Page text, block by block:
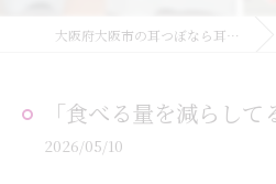
大阪府大阪市の耳つぼなら耳つぼダイエットサロンふーみん
「食べる量を減らし
2026/05/10